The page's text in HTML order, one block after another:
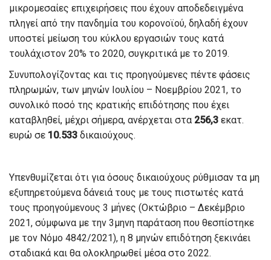
μικρομεσαίες επιχειρήσεις που έχουν αποδεδειγμένα
πληγεί από την πανδημία του κορονοϊού, δηλαδή έχουν
υποστεί μείωση του κύκλου εργασιών τους κατά
τουλάχιστον 20% το 2020, συγκριτικά με το 2019.
Συνυπολογίζοντας και τις προηγούμενες πέντε φάσεις
πληρωμών, των μηνών Ιουλίου – Νοεμβρίου 2021, το
συνολικό ποσό της κρατικής επιδότησης που έχει
καταβληθεί, μέχρι σήμερα, ανέρχεται στα 256,3 εκατ.
ευρώ σε 10.533 δικαιούχους.
Υπενθυμίζεται ότι για όσους δικαιούχους ρύθμισαν τα μη
εξυπηρετούμενα δάνειά τους με τους πιστωτές κατά
τους προηγούμενους 3 μήνες (Οκτώβριο – Δεκέμβριο
2021, σύμφωνα με την 3μηνη παράταση που θεσπίστηκε
με τον Νόμο 4842/2021), η 8 μηνών επιδότηση ξεκινάει
σταδιακά και θα ολοκληρωθεί μέσα στο 2022.